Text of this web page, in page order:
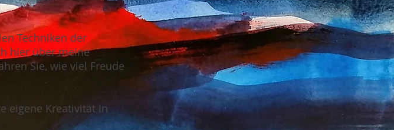
Techniken der
hier über meine
Sie, wie viel Freude
eigene Kreativität in